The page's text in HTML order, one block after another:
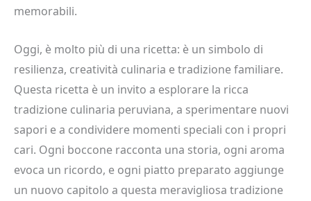
memorabili.
Oggi, è molto più di una ricetta: è un simbolo di
resilienza, creatività culinaria e tradizione familiare.
Questa ricetta è un invito a esplorare la ricca
tradizione culinaria peruviana, a sperimentare nuovi
sapori e a condividere momenti speciali con i propri
cari. Ogni boccone racconta una storia, ogni aroma
evoca un ricordo, e ogni piatto preparato aggiunge
un nuovo capitolo a questa meravigliosa tradizione